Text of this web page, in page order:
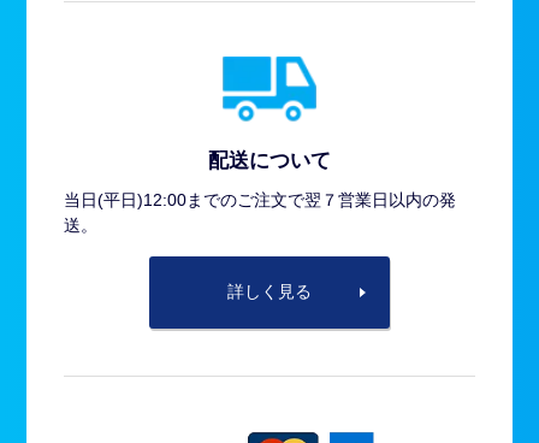
配送について
当日(平日)12:00までのご注文で翌７営業日以内の発
送。
詳しく見る